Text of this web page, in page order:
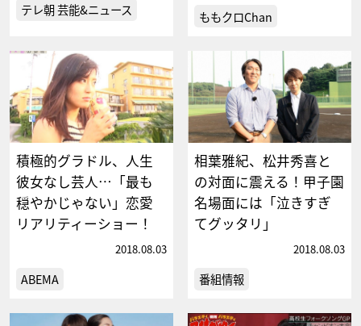
テレ朝 芸能&ニュース
ももクロChan
積極的グラドル、人生
彼女なし芸人…「最も
穏やかじゃない」恋愛
リアリティーショー！
2018.08.03
ABEMA
相葉雅紀、松井秀喜と
の対面に震える！甲子園
名場面には「泣きすぎ
てグッタリ」
2018.08.03
番組情報